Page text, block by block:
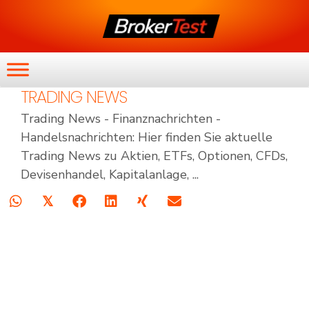
TRADING NEWS
Trading News - Finanznachrichten -
Handelsnachrichten: Hier finden Sie aktuelle
Trading News zu Aktien, ETFs, Optionen, CFDs,
Devisenhandel, Kapitalanlage, ...
𝕏